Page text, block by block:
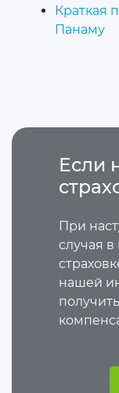
Краткая
Панаму
Если
При
случая
нашей